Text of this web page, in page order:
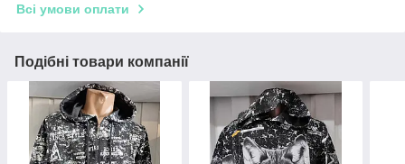
Всі умови оплати
Подібні товари компанії